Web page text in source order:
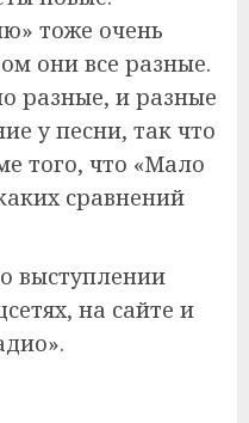
тоже очень
они все разные.
разные, и разные
у песни, так что
того, что «Мало
сравнений
выступлении
на сайте и